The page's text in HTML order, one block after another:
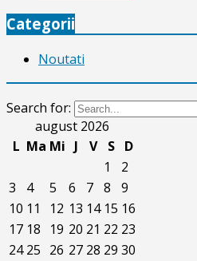
Categorii
Noutati
Search for:
august 2026
L Ma Mi J V S
D
1
2
3
4 5 6 7 8
9
10 11 12 13 14 15 16
17 18 19 20 21 22 23
24 25 26 27 28 29 30